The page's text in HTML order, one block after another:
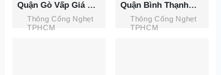
Thông Cống Nghẹt
TPHCM
Quận Gò Vấp Giá Ưu
Đãi Đến 50%, Bảo
Hành 60 Tháng
Thông Cống Nghẹt
TPHCM
Quận Bình Thạnh
Giá Rẻ, Phục Vụ 24/7
Tại Thành Phát